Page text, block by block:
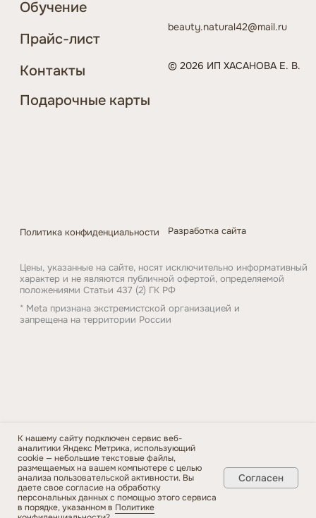
К нашему сайту подключен сервис веб-
аналитики Яндекс Метрика, использующий
cookie — небольшие текстовые файлы,
размещаемых на вашем компьютере с целью
анализа пользовательской активности. Вы
даете свое согласие на обработку
персональных данных с помощью этого сервиса
в порядке, указанном в Политике
Согласен